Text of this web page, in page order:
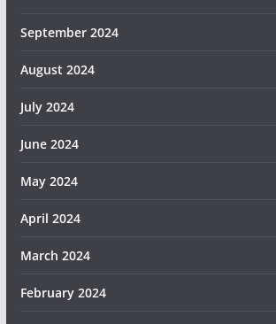
September 2024
August 2024
July 2024
June 2024
May 2024
April 2024
March 2024
February 2024